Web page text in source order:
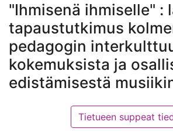
"Ihmisenä ihmiselle" :
tapaustutkimus
pedagogin
kokemuksista ja
edistämisestä
Tietueen suppeat